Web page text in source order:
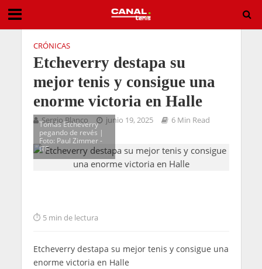
CRÓNICAS
Etcheverry destapa su
mejor tenis y consigue una
enorme victoria en Halle
Sergio Blanco junio 19, 2025 6 Min Read
Tomás Etcheverry
pegando de revés |
Foto: Paul Zimmer -
ITF
5 min de lectura
Etcheverry destapa su mejor tenis y consigue una
enorme victoria en Halle